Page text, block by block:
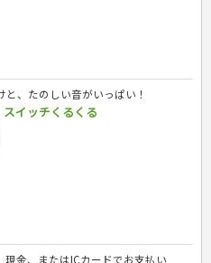
ステージ
と、たのしい音がいっぱい！
イッチくるくる
金、またはICカードでお支払い